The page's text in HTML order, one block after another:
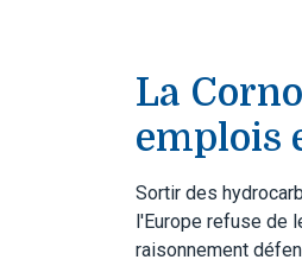
La
emplois
Sortir des
l'Europe refuse de
raisonnement